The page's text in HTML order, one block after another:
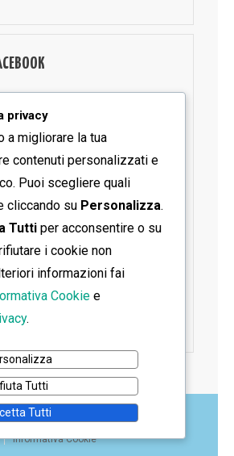
Contatti
Informativa Privacy
Informativa Cookie
privacy
a migliorare la tua
contenuti personalizzati e
Puoi scegliere quali
cliccando su Personalizza.
Tutti per acconsentire o su
i cookie non
informazioni fai
Cookie e
.
Tutti
Tutti